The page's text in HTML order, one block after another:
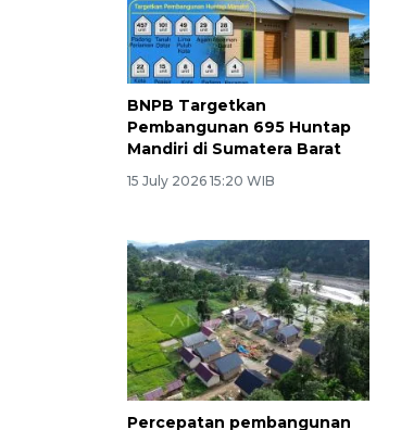
BNPB Targetkan
Pembangunan 695 Huntap
Mandiri di Sumatera Barat
15 July 2026 15:20 WIB
Percepatan pembangunan